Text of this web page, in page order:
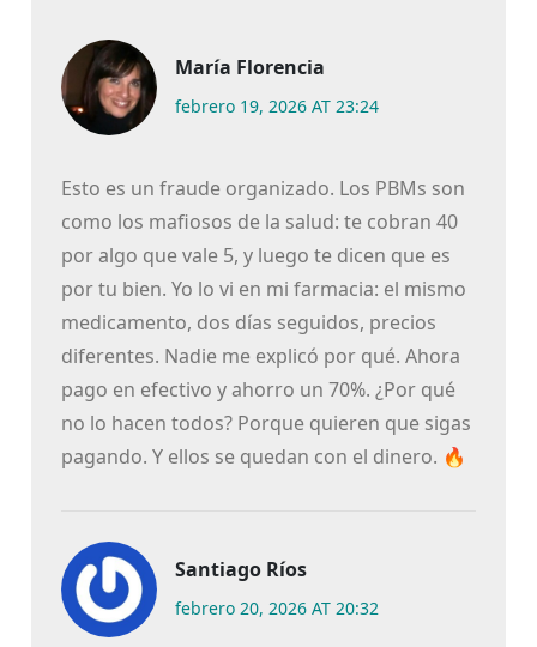
María Florencia
febrero 19, 2026 AT 23:24
Esto es un fraude organizado. Los PBMs son
como los mafiosos de la salud: te cobran 40
por algo que vale 5, y luego te dicen que es
por tu bien. Yo lo vi en mi farmacia: el mismo
medicamento, dos días seguidos, precios
diferentes. Nadie me explicó por qué. Ahora
pago en efectivo y ahorro un 70%. ¿Por qué
no lo hacen todos? Porque quieren que sigas
pagando. Y ellos se quedan con el dinero. 🔥
Santiago Ríos
febrero 20, 2026 AT 20:32